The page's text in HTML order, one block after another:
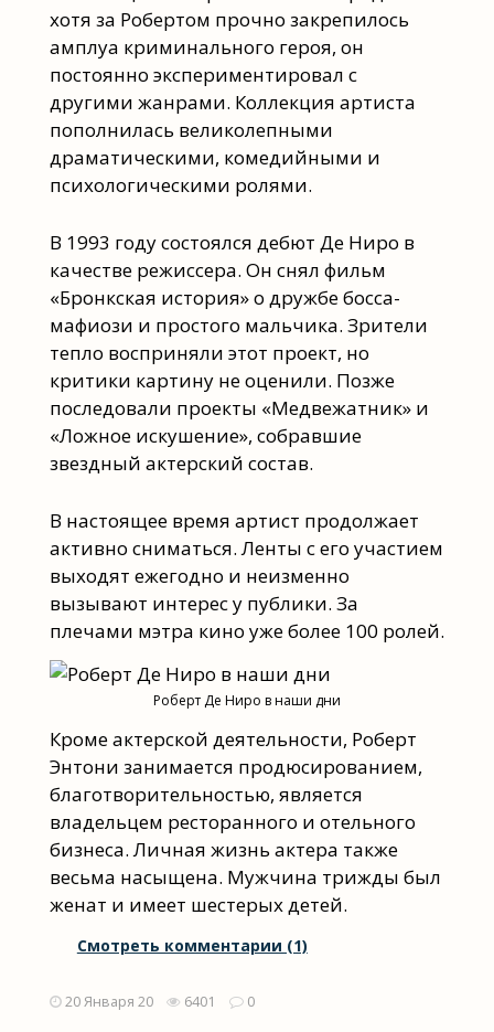
хотя за Робертом прочно закрепилось
амплуа криминального героя, он
постоянно экспериментировал с
другими жанрами. Коллекция артиста
пополнилась великолепными
драматическими, комедийными и
психологическими ролями.
В 1993 году состоялся дебют Де Ниро в
качестве режиссера. Он снял фильм
«Бронкская история» о дружбе босса-
мафиози и простого мальчика. Зрители
тепло восприняли этот проект, но
критики картину не оценили. Позже
последовали проекты «Медвежатник» и
«Ложное искушение», собравшие
звездный актерский состав.
В настоящее время артист продолжает
активно сниматься. Ленты с его участием
выходят ежегодно и неизменно
вызывают интерес у публики. За
плечами мэтра кино уже более 100 ролей.
Роберт Де Ниро в наши дни
Кроме актерской деятельности, Роберт
Энтони занимается продюсированием,
благотворительностью, является
владельцем ресторанного и отельного
бизнеса. Личная жизнь актера также
весьма насыщена. Мужчина трижды был
женат и имеет шестерых детей.
Смотреть комментарии (1)
20 Января 20 6401 0